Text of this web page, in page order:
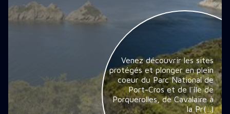
Venez découvrir les sites
protégés et plonger en plein
coeur du Parc National de
Port-Cros et de l'île de
Porquerolles, de Cavalaire à
la Pr(...)